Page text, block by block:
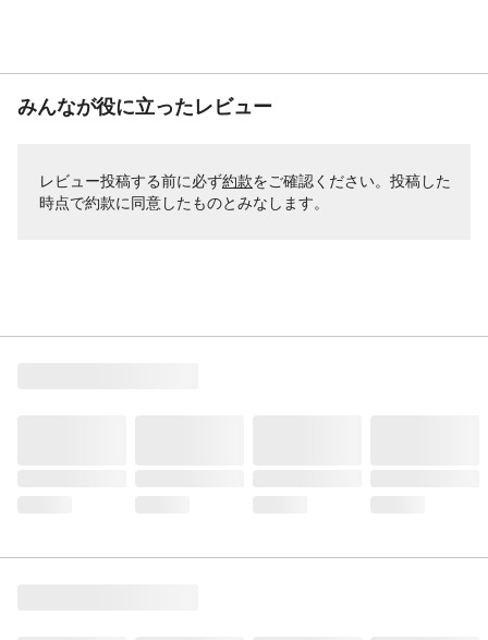
みんなが役に立ったレビュー
レビュー投稿する前に必ず約款をご確認ください。投稿した
時点で約款に同意したものとみなします。